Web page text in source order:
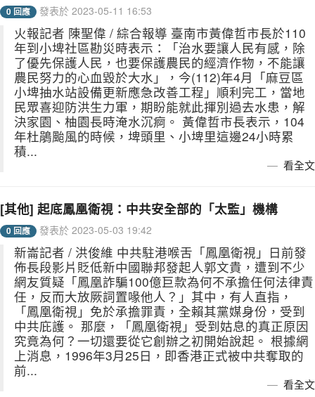
0 回應 發表於 2023-05-11 16:53
火報記者 陳聖偉 / 綜合報導 臺南市黃偉哲市長於110
年到小埤社區勘災時表示：「治水要讓人民有感，除
了優先保護人民，也要保護農民的經濟作物，不能讓
農民努力的心血毀於大水」，今(112)年4月「麻豆區
小埤抽水站設備更新應急改善工程」順利完工，當地
民眾喜迎防洪生力軍，期盼能就此揮別過去水患，解
決家園、柚園長時淹水沉痾。 黃偉哲市長表示，104
年杜鵑颱風的時候，埤頭里、小埤里這邊24小時累
積...
看全文
[其他] 起底鳳凰衛視：中共安全部的「太監」機構
0 回應 發表於 2023-05-03 19:42
新崙記者 / 洪俊維 中共駐港喉舌「鳳凰衛視」日前發
佈長段影片貶低新中國聯邦發起人郭文貴，遭到不少
網友質疑「鳳凰詐騙100億巨款為何不承擔任何法律責
任，反而大放厥詞置喙他人？」其中，有人直指，
「鳳凰衛視」免於承擔罪責，全賴其黨媒身份，受到
中共庇護。 那麼，「鳳凰衛視」受到姑息的真正原因
究竟為何？一切還要從它創辦之初開始說起。 根據網
上消息，1996年3月25日，即香港正式被中共奪取的
前...
看全文